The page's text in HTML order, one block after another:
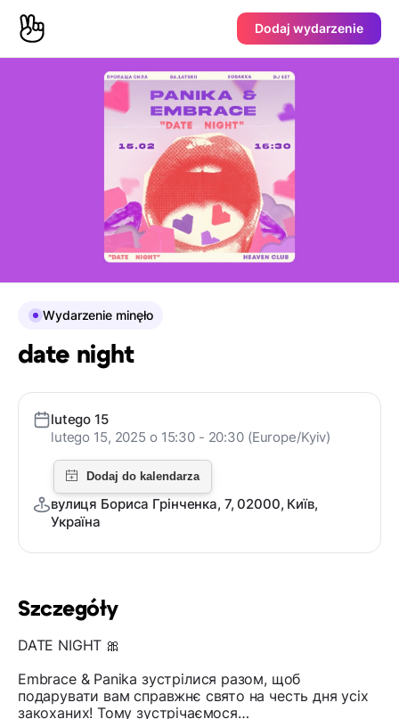
Dodaj wydarzenie
Szczegóły
DATE NIGHT 🎀
Embrace & Panika зустрілися разом, щоб
подарувати вам справжнє свято на честь дня усіх
закоханих! Тому зустрічаємося…
Wydarzenie minęło
date night
lutego 15
lutego 15, 2025 o 15:30 - 20:30 (Europe/Kyiv)
вулиця Бориса Грінченка, 7, 02000, Київ,
Україна